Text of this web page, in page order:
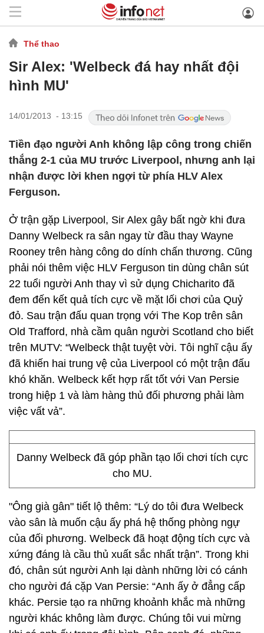
Thể thao
Sir Alex: 'Welbeck đá hay nhất đội
hình MU'
14/01/2013 - 13:15
Tiền đạo người Anh không lập công trong chiến
thắng 2-1 của MU trước Liverpool, nhưng anh lại
nhận được lời khen ngợi từ phía HLV Alex
Ferguson.
Ở trận gặp Liverpool, Sir Alex gây bất ngờ khi đưa
Danny Welbeck ra sân ngay từ đầu thay Wayne
Rooney trên hàng công do dính chấn thương. Cũng
phải nói thêm việc HLV Ferguson tin dùng chân sút
22 tuổi người Anh thay vì sử dụng Chicharito đã
đem đến kết quả tích cực về mặt lối chơi của Quỷ
đỏ. Sau trận đấu quan trọng với The Kop trên sân
Old Trafford, nhà cầm quân người Scotland cho biết
trên MUTV: “Welbeck thật tuyệt vời. Tôi nghĩ cậu ấy
đã khiến hai trung vệ của Liverpool có một trận đấu
khó khăn. Welbeck kết hợp rất tốt với Van Persie
trong hiệp 1 và làm hàng thủ đối phương phải làm
việc vất vả”.
Danny Welbeck đã góp phần tạo lối chơi tích cực
cho MU.
"Ông già gân" tiết lộ thêm: “Lý do tôi đưa Welbeck
vào sân là muốn cậu ấy phá hệ thống phòng ngự
của đối phương. Welbeck đã hoạt động tích cực và
xứng đáng là cầu thủ xuất sắc nhất trận”. Trong khi
đó, chân sút người Anh lại dành những lời có cánh
cho người đá cặp Van Persie: “Anh ấy ở đẳng cấp
khác. Persie tạo ra những khoảnh khắc mà những
người khác không làm được. Chúng tôi vui mừng